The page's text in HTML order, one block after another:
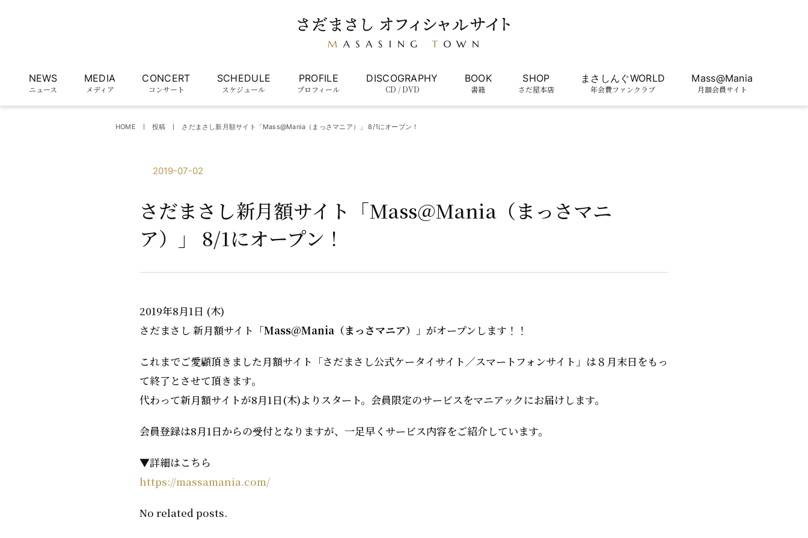
NEWS
ニュース
MEDIA
メディア
CONCERT
コンサート
SCHEDULE
スケジュール
PROFILE
プロフィール
DISCOGRAPHY
CD / DVD
BOOK
書籍
SHOP
さだ屋本店
まさしんぐWORLD
年会費ファンクラブ
Mass@Mania
月額会員サイト
HOME 投稿 さだまさし新月額サイト「Mass@Mania（まっさマニア）」 8/1にオープン！
2019-07-02
さだまさし新月額サイト「Mass@Mania（まっさマニ
ア）」 8/1にオープン！
2019年8月1日 (木)
さだまさし 新月額サイト「Mass@Mania（まっさマニア） 」がオープンします！！
これまでご愛顧頂きました月額サイト「さだまさし公式ケータイサイト／スマートフォンサイト」は８月末日をもっ
て終了とさせて頂きます。
代わって新月額サイトが8月1日(木)よりスタート。会員限定のサービスをマニアックにお届けします。
会員登録は8月1日からの受付となりますが、一足早くサービス内容をご紹介しています。
▼詳細はこちら
https://massamania.com/
No related posts.